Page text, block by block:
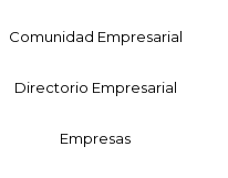
Comunidad Empresarial
Directorio Empresarial
Empresas